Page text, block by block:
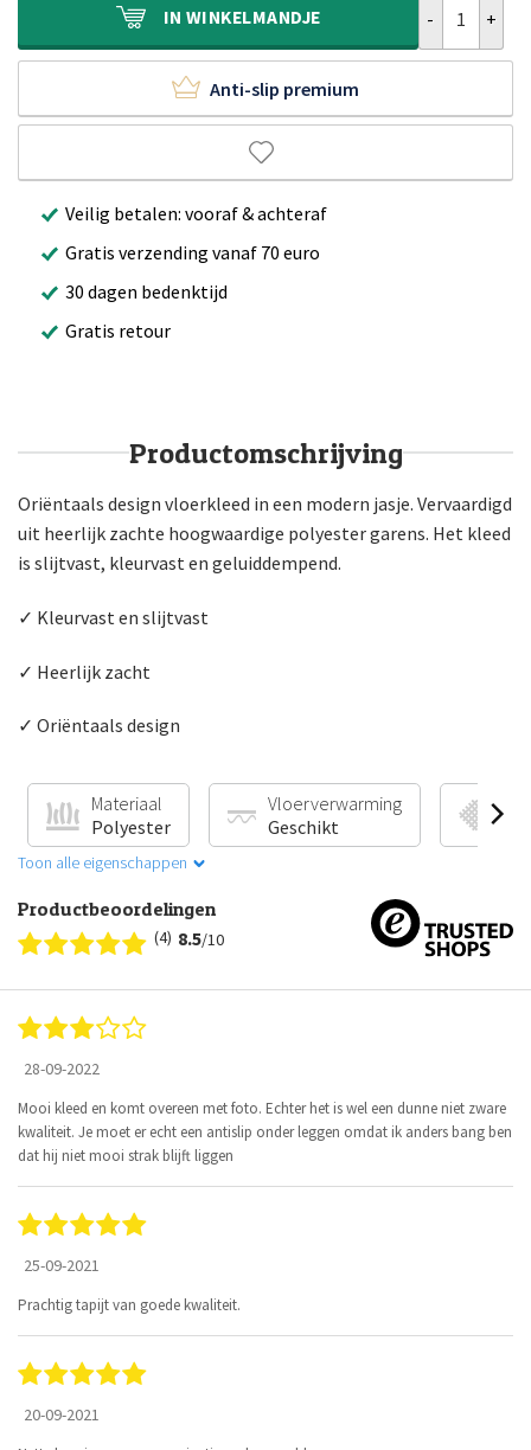
IN WINKELMANDJE
Anti-slip premium
Veilig betalen: vooraf & achteraf
Gratis verzending vanaf 70 euro
30 dagen bedenktijd
Gratis retour
Productomschrijving
Oriëntaals design vloerkleed in een modern jasje. Vervaardigd
uit heerlijk zachte hoogwaardige polyester garens. Het kleed
is slijtvast, kleurvast en geluiddempend.
✓ Kleurvast en slijtvast
✓ Heerlijk zacht
✓ Oriëntaals design
Materiaal
Polyester
Vloerverwarming
Geschikt
Toon alle eigenschappen
Productbeoordelingen
(4) 8.5/10
28-09-2022
Mooi kleed en komt overeen met foto. Echter het is wel een dunne niet zware
kwaliteit. Je moet er echt een antislip onder leggen omdat ik anders bang ben
dat hij niet mooi strak blijft liggen
25-09-2021
Prachtig tapijt van goede kwaliteit.
20-09-2021